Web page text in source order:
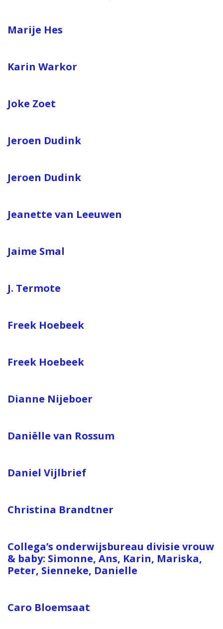
Marije Hes
Karin Warkor
Joke Zoet
Jeroen Dudink
Jeroen Dudink
Jeanette van Leeuwen
Jaime Smal
J. Termote
Freek Hoebeek
Freek Hoebeek
Dianne Nijeboer
Daniëlle van Rossum
Daniel Vijlbrief
Christina Brandtner
Collega’s onderwijsbureau divisie vrouw
& baby: Simonne, Ans, Karin, Mariska,
Peter, Sienneke, Danielle
Caro Bloemsaat